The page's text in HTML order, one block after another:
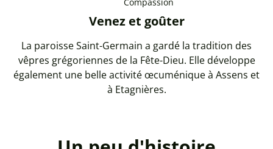
Compassion
Venez et goûter
La paroisse Saint-Germain a gardé la tradition des
vêpres grégoriennes de la Fête-Dieu. Elle développe
également une belle activité œcuménique à Assens et
à Etagnières.